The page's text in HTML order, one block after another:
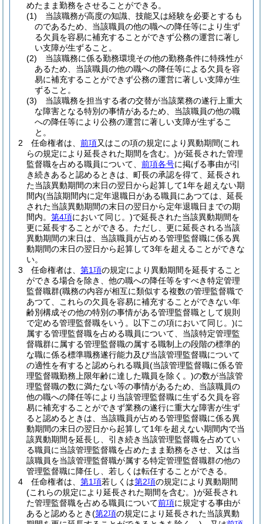
めたまま勤務をさせることができる。
(1)
当該職務が高度の知識、技能又は経験を必要とするも
のであるため、当該職員の他の職への降任等により生ず
る欠員を容易に補充することができず公務の運営に著し
い支障が生ずること。
(2)
当該職務に係る勤務環境その他の勤務条件に特殊性が
あるため、当該職員の他の職への降任等による欠員を容
易に補充することができず公務の運営に著しい支障が生
ずること。
(3)
当該職務を担当する者の交替が当該業務の遂行上重大
な障害となる特別の事情があるため、当該職員の他の職
への降任等により公務の運営に著しい支障が生ずるこ
と。
2
任命権者は、 前項又はこの項の規定により異動期間(これ
らの規定により延長された期間を含む。)が延長された管理
監督職を占める職員について、 前項各号に掲げる事由が引
き続きあると認めるときは、町長の承認を得て、延長され
た当該異動期間の末日の翌日から起算して1年を超えない期
間内(当該期間内に定年退職日がある職員にあつては、延長
された当該異動期間の末日の翌日から定年退職日までの期
間内。 第4項において同じ。)で延長された当該異動期間を
更に延長することができる。 ただし、更に延長される当該
異動期間の末日は、当該職員が占める管理監督職に係る異
動期間の末日の翌日から起算して3年を超えることができな
い。
3
任命権者は、 第1項の規定により異動期間を延長すること
ができる場合を除き、他の職への降任等をすべき特定管理
監督職群(職務の内容が相互に類似する複数の管理監督職で
あつて、これらの欠員を容易に補充することができない年
齢別構成その他の特別の事情がある管理監督職として規則
で定める管理監督職をいう。以下この項において同じ。)に
属する管理監督職を占める職員について、当該特定管理監
督職群に属する管理監督職の属する職制上の段階の標準的
な職に係る標準職務遂行能力及び当該管理監督職について
の適性を有すると認められる職員(当該管理監督職に係る管
理監督職勤務上限年齢に達した職員を除く。)の数が当該管
理監督職の数に満たない等の事情があるため、当該職員の
他の職への降任等により当該管理監督職に生ずる欠員を容
易に補充することができず業務の遂行に重大な障害が生ず
ると認めるときは、当該職員が占める管理監督職に係る異
動期間の末日の翌日から起算して1年を超えない期間内で当
該異動期間を延長し、引き続き当該管理監督職を占めてい
る職員に当該管理監督職を占めたまま勤務をさせ、又は当
該職員を当該管理監督職が属する特定管理監督職群の他の
管理監督職に降任し、若しくは転任することができる。
4
任命権者は、 第1項若しくは第2項の規定により異動期間
(これらの規定により延長された期間を含む。)が延長され
た管理監督職を占める職員について前項に規定する事由が
あると認めるとき(第2項の規定により延長された当該異動